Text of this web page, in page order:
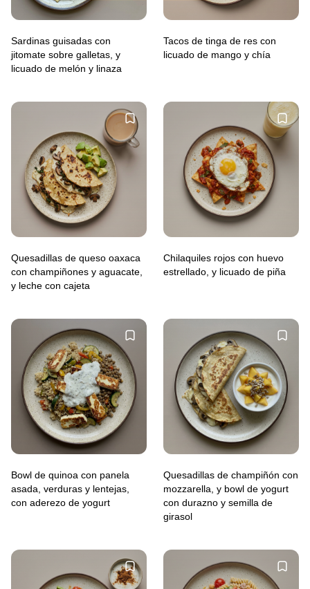
Sardinas guisadas con
jitomate sobre galletas, y
licuado de melón y linaza
Tacos de tinga de res con
licuado de mango y chía
Quesadillas de queso oaxaca
con champiñones y aguacate,
y leche con cajeta
Chilaquiles rojos con huevo
estrellado, y licuado de piña
Bowl de quinoa con panela
asada, verduras y lentejas,
con aderezo de yogurt
Quesadillas de champiñón con
mozzarella, y bowl de yogurt
con durazno y semilla de
girasol